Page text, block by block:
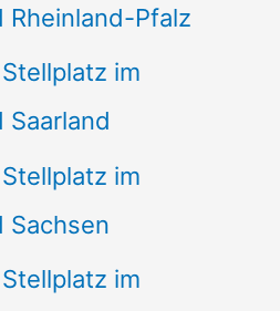
Rheinland-Pfalz
im
Saarland
im
Sachsen
im